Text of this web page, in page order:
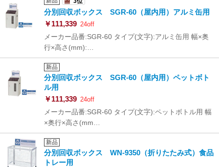
分別回収ボックス SGR-60（屋内用）アルミ缶用
￥111,339 24off
メーカー品番:SGR-60 タイプ(文字):アルミ缶用 幅×奥
行×高さ(mm):…
新品
分別回収ボックス SGR-60（屋内用）ペットボト
ル用
￥111,339 24off
メーカー品番:SGR-60 タイプ(文字):ペットボトル用 幅
×奥行×高さ(mm…
新品
分別回収ボックス WN-9350（折りたたみ式）食品
トレー用